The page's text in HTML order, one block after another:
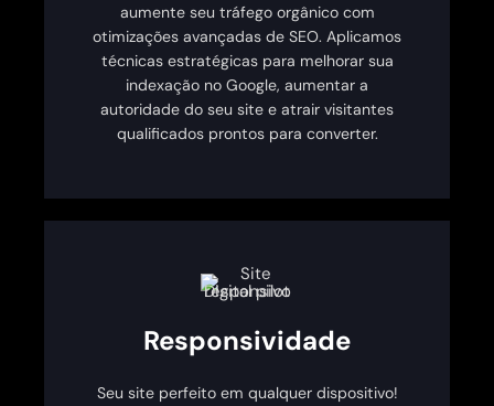
aumente seu tráfego orgânico com
otimizações avançadas de SEO. Aplicamos
técnicas estratégicas para melhorar sua
indexação no Google, aumentar a
autoridade do seu site e atrair visitantes
qualificados prontos para converter.
Responsividade
Seu site perfeito em qualquer dispositivo!